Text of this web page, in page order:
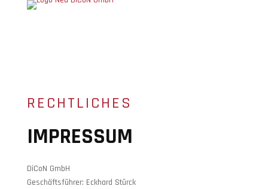
RECHTLICHES
IMPRESSUM
DiCoN GmbH
Geschäftsführer: Eckhard Stürck